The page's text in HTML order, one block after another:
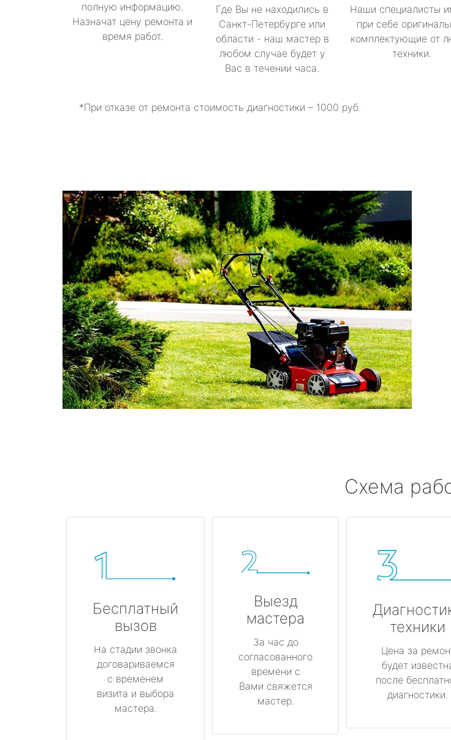
полную информацию.
Назначат цену ремонта и
время работ.
Где Вы не находились в
Санкт-Петербурге или
области - наш мастер в
любом случае будет у
Вас в течении часа.
Наши специалисты
при себе
комплектующие от
техники.
*При отказе от ремонта стоимость диагностики – 1000 руб.
Схема
Бесплатный
вызов
На стадии звонка
договариваемся
с временем
визита и выбора
мастера.
Выезд
мастера
За час до
согласованного
времени с
Вами свяжется
мастер.
техники
Цена за
будет
после
диагностики.